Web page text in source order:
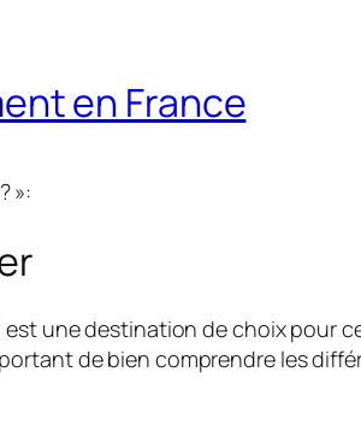
en France
»:
une destination de choix pour
de bien comprendre les